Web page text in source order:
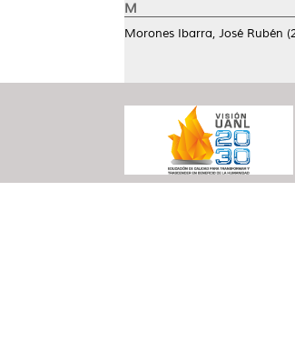
M
Morones Ibarra, José Rubén